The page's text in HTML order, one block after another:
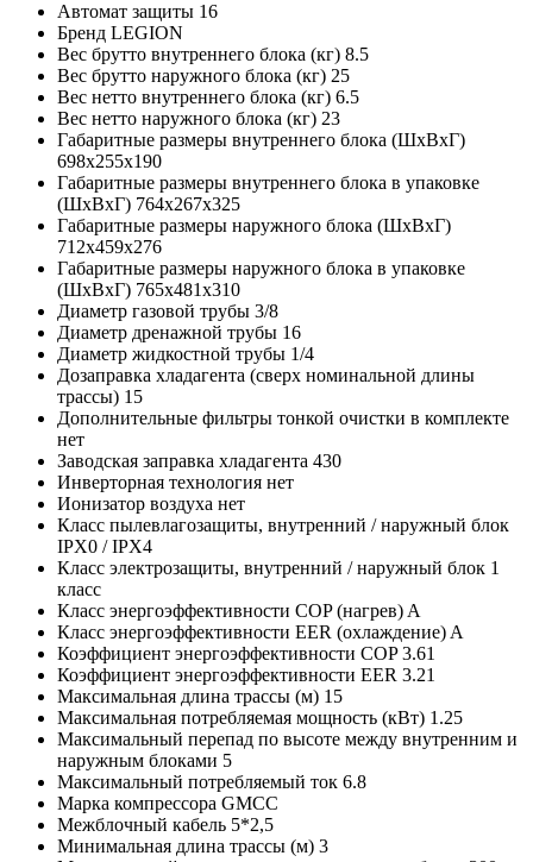
Автомат защиты 16
Бренд LEGION
Вес брутто внутреннего блока (кг) 8.5
Вес брутто наружного блока (кг) 25
Вес нетто внутреннего блока (кг) 6.5
Вес нетто наружного блока (кг) 23
Габаритные размеры внутреннего блока (ШxВxГ)
698x255x190
Габаритные размеры внутреннего блока в упаковке
(ШxВxГ) 764x267x325
Габаритные размеры наружного блока (ШxВxГ)
712x459x276
Габаритные размеры наружного блока в упаковке
(ШxВxГ) 765x481x310
Диаметр газовой трубы 3/8
Диаметр дренажной трубы 16
Диаметр жидкостной трубы 1/4
Дозаправка хладагента (сверх номинальной длины
трассы) 15
Дополнительные фильтры тонкой очистки в комплекте
нет
Заводская заправка хладагента 430
Инверторная технология нет
Ионизатор воздуха нет
Класс пылевлагозащиты, внутренний / наружный блок
IPX0 / IPX4
Класс электрозащиты, внутренний / наружный блок 1
класс
Класс энергоэффективности COP (нагрев) A
Класс энергоэффективности EER (охлаждение) A
Коэффициент энергоэффективности COP3.61
Коэффициент энергоэффективности EER 3.21
Максимальная длина трассы (м) 15
Максимальная потребляемая мощность (кВт) 1.25
Максимальный перепад по высоте между внутренним и
наружным блоками 5
Максимальный потребляемый ток 6.8
Марка компрессора GMCC
Межблочный кабель 5*2,5
Минимальная длина трассы (м) 3